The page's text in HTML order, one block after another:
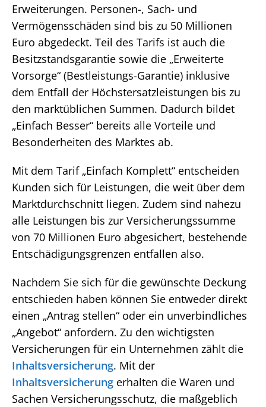
Erweiterungen. Personen-, Sach- und
Vermögensschäden sind bis zu 50 Millionen
Euro abgedeckt. Teil des Tarifs ist auch die
Besitzstandsgarantie sowie die „Erweiterte
Vorsorge“ (Bestleistungs-Garantie) inklusive
dem Entfall der Höchstersatzleistungen bis zu
den marktüblichen Summen. Dadurch bildet
„Einfach Besser“ bereits alle Vorteile und
Besonderheiten des Marktes ab.
Mit dem Tarif „Einfach Komplett“ entscheiden
Kunden sich für Leistungen, die weit über dem
Marktdurchschnitt liegen. Zudem sind nahezu
alle Leistungen bis zur Versicherungssumme
von 70 Millionen Euro abgesichert, bestehende
Entschädigungsgrenzen entfallen also.
Nachdem Sie sich für die gewünschte Deckung
entschieden haben können Sie entweder direkt
einen „Antrag stellen“ oder ein unverbindliches
„Angebot“ anfordern. Zu den wichtigsten
Versicherungen für ein Unternehmen zählt die
Inhaltsversicherung. Mit der
Inhaltsversicherung erhalten die Waren und
Sachen Versicherungsschutz, die maßgeblich